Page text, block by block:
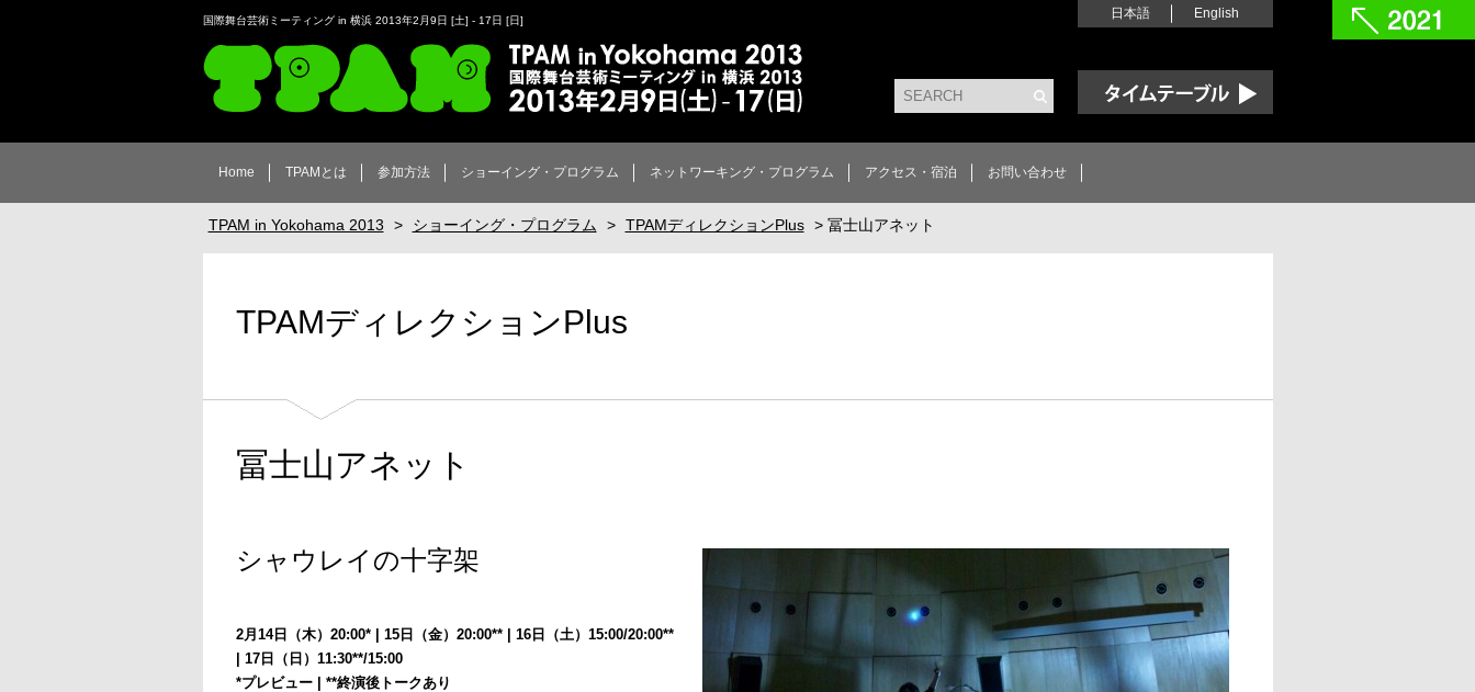
国際舞台芸術ミーティング in 横浜 2013年2月9日 [土] - 17日 [日] 日本語 English
Home TPAMとは 参加方法 ショーイング・プログラム ネットワーキング・プログラム アクセス・宿泊 お問い合わせ
TPAM in Yokohama 2013 > ショーイング・プログラム > TPAMディレクションPlus > 冨士山アネット
TPAMディレクションPlus
冨士山アネット
シャウレイの十字架
2月14日（木）20:00* | 15日（金）20:00** | 16日（土）15:00/20:00**
| 17日（日）11:30**/15:00
*プレビュー | **終演後トークあり